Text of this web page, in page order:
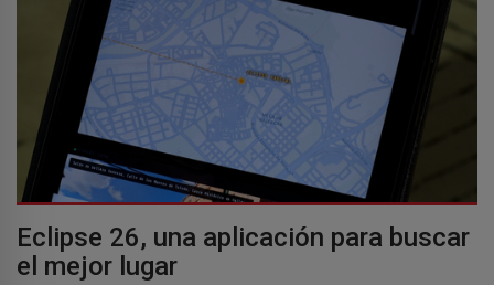
Eclipse 26, una aplicación para buscar
el mejor lugar